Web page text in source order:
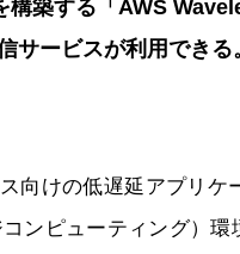
構築する「AWS
サービスが利用できる
向けの低遅延アプリ
ンピューティング）